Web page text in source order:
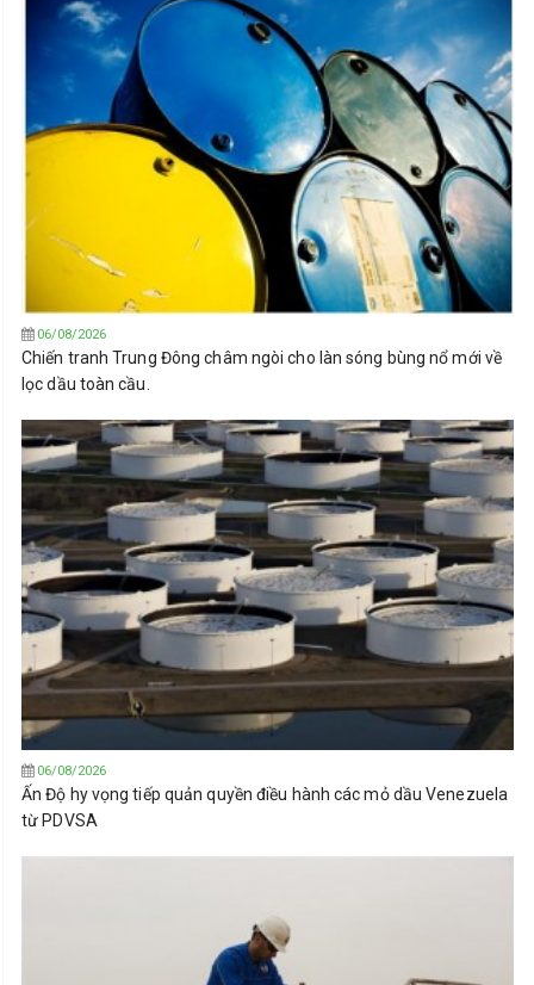
06/08/2026
Chiến tranh Trung Đông châm ngòi cho làn sóng bùng nổ mới về
lọc dầu toàn cầu.
06/08/2026
Ấn Độ hy vọng tiếp quản quyền điều hành các mỏ dầu Venezuela
từ PDVSA